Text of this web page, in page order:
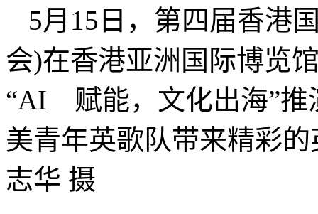
5月15日，第四届香港
会)在香港亚洲国际博览
“AI 赋能，文化出海”推
美青年英歌队带来精彩
志华 摄